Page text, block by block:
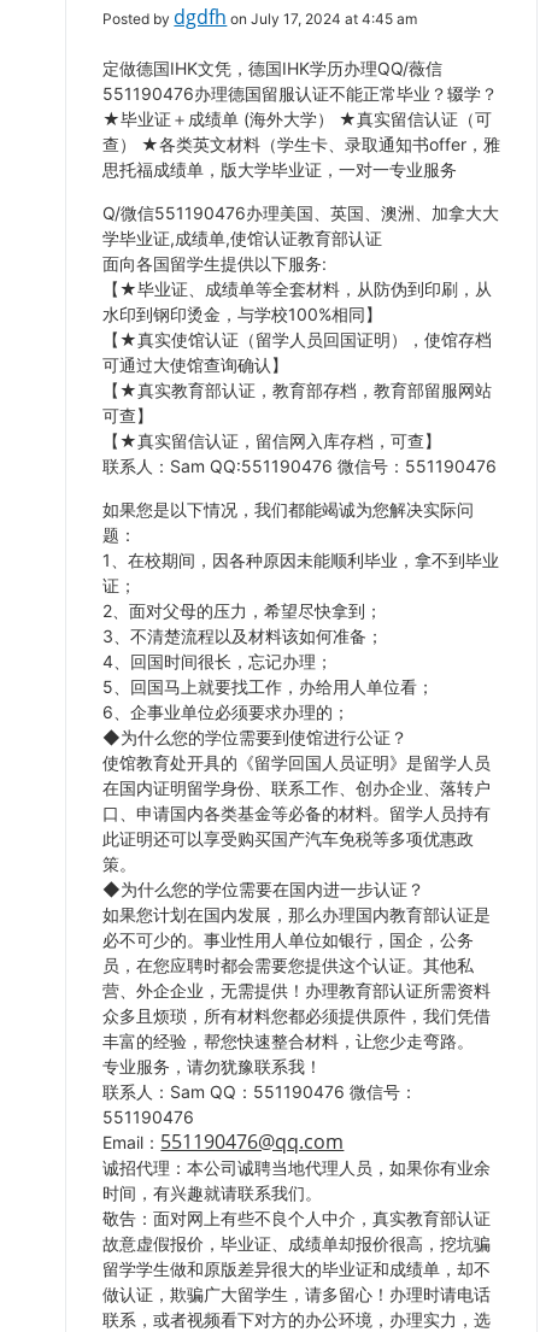
Posted by dgdfh on July 17, 2024 at 4:45 am
定做德国IHK文凭，德国IHK学历办理QQ/薇信
551190476办理德国留服认证不能正常毕业？辍学？
★毕业证＋成绩单 (海外大学） ★真实留信认证（可
查） ★各类英文材料（学生卡、录取通知书offer，雅
思托福成绩单，版大学毕业证，一对一专业服务
Q/微信551190476办理美国、英国、澳洲、加拿大大
学毕业证,成绩单,使馆认证教育部认证
面向各国留学生提供以下服务:
【★毕业证、成绩单等全套材料，从防伪到印刷，从
水印到钢印烫金，与学校100%相同】
【★真实使馆认证（留学人员回国证明），使馆存档
可通过大使馆查询确认】
【★真实教育部认证，教育部存档，教育部留服网站
可查】
【★真实留信认证，留信网入库存档，可查】
联系人：Sam QQ:551190476 微信号：551190476
如果您是以下情况，我们都能竭诚为您解决实际问
题：
1、在校期间，因各种原因未能顺利毕业，拿不到毕业
证；
2、面对父母的压力，希望尽快拿到；
3、不清楚流程以及材料该如何准备；
4、回国时间很长，忘记办理；
5、回国马上就要找工作，办给用人单位看；
6、企事业单位必须要求办理的；
◆为什么您的学位需要到使馆进行公证？
使馆教育处开具的《留学回国人员证明》是留学人员
在国内证明留学身份、联系工作、创办企业、落转户
口、申请国内各类基金等必备的材料。留学人员持有
此证明还可以享受购买国产汽车免税等多项优惠政
策。
◆为什么您的学位需要在国内进一步认证？
如果您计划在国内发展，那么办理国内教育部认证是
必不可少的。事业性用人单位如银行，国企，公务
员，在您应聘时都会需要您提供这个认证。其他私
营、外企企业，无需提供！办理教育部认证所需资料
众多且烦琐，所有材料您都必须提供原件，我们凭借
丰富的经验，帮您快速整合材料，让您少走弯路。
专业服务，请勿犹豫联系我！
联系人：Sam QQ：551190476 微信号：
551190476
Email： 551190476@qq.com
诚招代理：本公司诚聘当地代理人员，如果你有业余
时间，有兴趣就请联系我们。
敬告：面对网上有些不良个人中介，真实教育部认证
故意虚假报价，毕业证、成绩单却报价很高，挖坑骗
留学学生做和原版差异很大的毕业证和成绩单，却不
做认证，欺骗广大留学生，请多留心！办理时请电话
联系，或者视频看下对方的办公环境，办理实力，选